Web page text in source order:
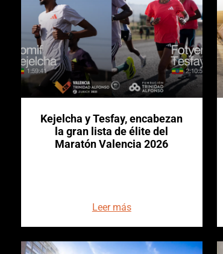
Kejelcha y Tesfay, encabezan
la gran lista de élite del
Maratón Valencia 2026
Leer más